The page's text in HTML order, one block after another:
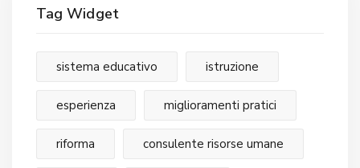
Tag Widget
sistema educativo istruzione
esperienza miglioramenti pratici
riforma consulente risorse umane